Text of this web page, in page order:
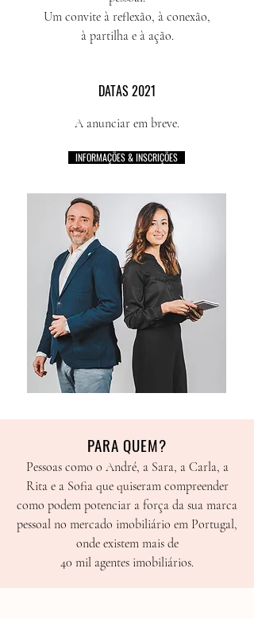
Um convite à reflexão, à conexão,
à partilha e à ação.
DATAS 2021
A anunciar em breve.
INFORMAÇÕES & INSCRIÇÕES
PARA QUEM?
Pessoas como o André, a Sara, a Carla, a
Rita e a Sofia que quiseram compreender
como podem potenciar a força da sua marca
pessoal no mercado imobiliário em Portugal,
onde existem mais de
40 mil agentes imobiliários.